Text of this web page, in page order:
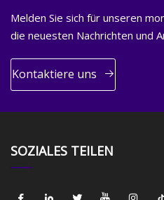
Melden Sie sich für unseren
die neuesten Nachrichten und
Kontaktiere uns
SOZIALES TEILEN